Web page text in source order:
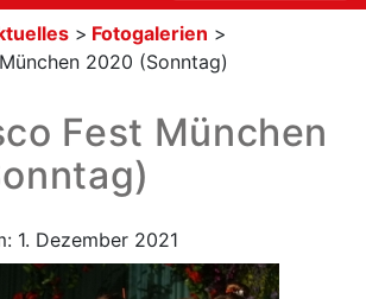
> Fotogalerien >
2020 (Sonntag)
Fest München
1. Dezember 2021